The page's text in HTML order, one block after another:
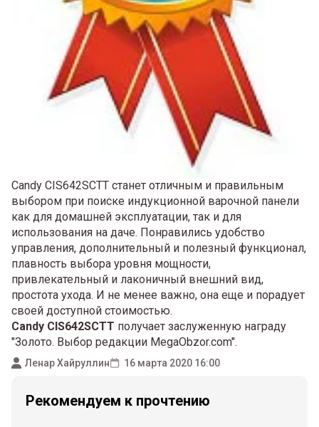
Candy CIS642SCTT станет отличным и правильным
выбором при поиске индукционной варочной панели
как для домашней эксплуатации, так и для
использования на даче. Понравились удобство
управления, дополнительный и полезный функционал,
плавность выбора уровня мощности,
привлекательный и лаконичный внешний вид,
простота ухода. И не менее важно, она еще и порадует
своей доступной стоимостью.
Candy CIS642SCTT получает заслуженную награду
"Золото. Выбор редакции MegaObzor.com".
Ленар Хайруллин 16 марта 2020 16:00
Рекомендуем к прочтению